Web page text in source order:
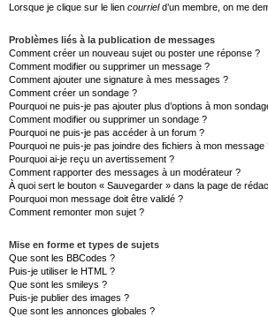
Lorsque je clique sur le lien courrield’un membre, on me
Problèmes liés à la publication de messages
Comment créer un nouveau sujet ou poster une réponse ?
Comment modifier ou supprimer un message ?
Comment ajouter une signature à mes messages ?
Comment créer un sondage ?
Pourquoi ne puis-je pas ajouter plus d’options à mon
Comment modifier ou supprimer un sondage ?
Pourquoi ne puis-je pas accéder à un forum ?
Pourquoi ne puis-je pas joindre des fichiers à mon message
Pourquoi ai-je reçu un avertissement ?
Comment rapporter des messages à un modérateur ?
À quoi sert le bouton « Sauvegarder » dans la page de
Pourquoi mon message doit être validé ?
Comment remonter mon sujet ?
Mise en forme et types de sujets
Que sont les BBCodes ?
Puis-je utiliser le HTML ?
Que sont les smileys ?
Puis-je publier des images ?
Que sont les annonces globales ?